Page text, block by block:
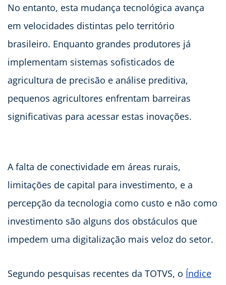
No entanto, esta mudança tecnológica avança
em velocidades distintas pelo território
brasileiro. Enquanto grandes produtores já
implementam sistemas sofisticados de
agricultura de precisão e análise preditiva,
pequenos agricultores enfrentam barreiras
significativas para acessar estas inovações.
A falta de conectividade em áreas rurais,
limitações de capital para investimento, e a
percepção da tecnologia como custo e não como
investimento são alguns dos obstáculos que
impedem uma digitalização mais veloz do setor.
Segundo pesquisas recentes da TOTVS, o Índice